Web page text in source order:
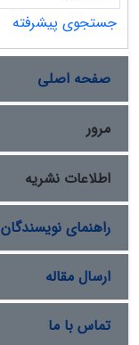
جستجوی پیشرفته
صفحه اصلی
مرور
اطلاعات نشریه
راهنمای نویسندگان
ارسال مقاله
تماس با ما